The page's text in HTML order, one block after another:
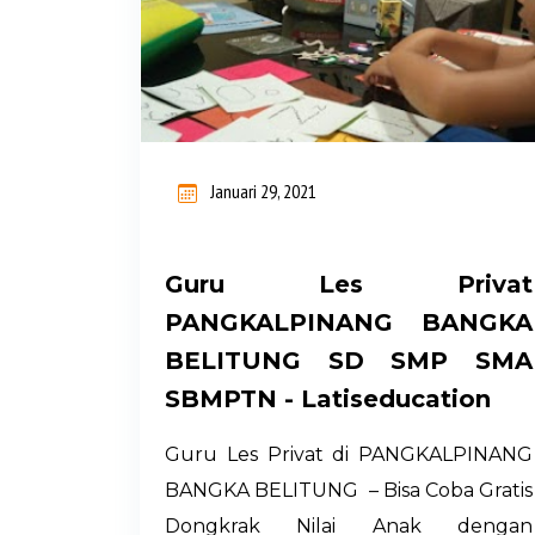
s
t
i
Januari 29, 2021
Guru Les Privat
PANGKALPINANG BANGKA
BELITUNG SD SMP SMA
SBMPTN - Latiseducation
Guru Les Privat di PANGKALPINANG
BANGKA BELITUNG – Bisa Coba Gratis
Dongkrak Nilai Anak dengan